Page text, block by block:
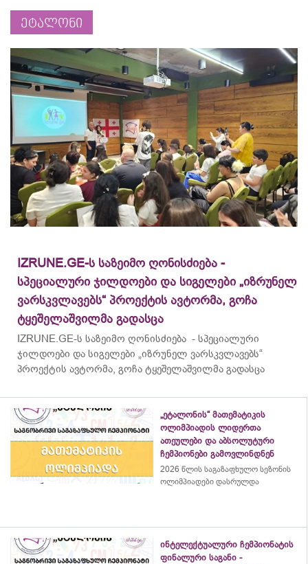
ეტალონი
IZRUNE.GE-ს საზეიმო ღონისძიება -
სპეციალური ჯილდოები და სიგელები „იზრუნელ
ვარსკვლავებს“ პროექტის ავტორმა, გოჩა
ტყეშელაშვილმა გადასცა
IZRUNE.GE-ს საზეიმო ღონისძიება - სპეციალური
ჯილდოები და სიგელები „იზრუნელ ვარსკვლავებს“
პროექტის ავტორმა, გოჩა ტყეშელაშვილმა გადასცა
„ეტალონის“ მათემატიკის
ოლიმპიადის ლიდერთა
ათეულები და აბსოლუტური
ჩემპიონები გამოვლინდნენ
2026 წლის საგაზაფხულო სეზონის
ოლიმპიადები დასრულდა
ინტელექტუალური ჩემპიონატის
ფინალური საგანი -